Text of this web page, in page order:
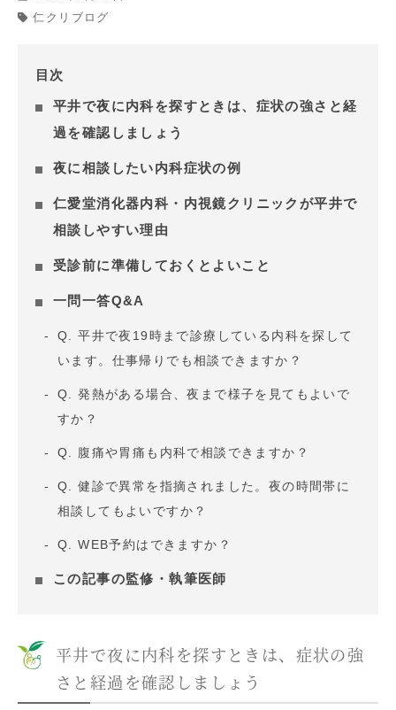
仁クリブログ
目次
平井で夜に内科を探すときは、症状の強さと経
過を確認しましょう
夜に相談したい内科症状の例
仁愛堂消化器内科・内視鏡クリニックが平井で
相談しやすい理由
受診前に準備しておくとよいこと
一問一答Q&A
Q. 平井で夜19時まで診療している内科を探して
います。仕事帰りでも相談できますか？
Q. 発熱がある場合、夜まで様子を見てもよいで
すか？
Q. 腹痛や胃痛も内科で相談できますか？
Q. 健診で異常を指摘されました。夜の時間帯に
相談してもよいですか？
Q. WEB予約はできますか？
この記事の監修・執筆医師
平井で夜に内科を探すときは、症状の強
さと経過を確認しましょう